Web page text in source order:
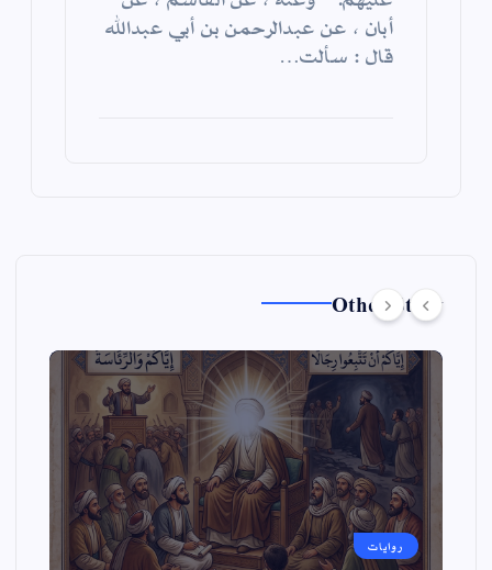
أبان ، عن عبدالرحمن بن أبي عبدالله
قال : سألت…
Other Story
روايات